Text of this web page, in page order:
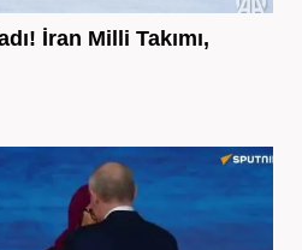
İran Milli Takımı,